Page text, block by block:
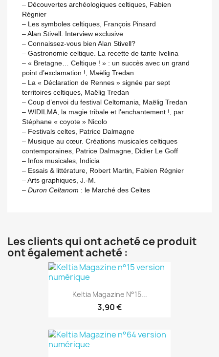
– Découvertes archéologiques celtiques, Fabien
Régnier
– Les symboles celtiques, François Pinsard
– Alan Stivell. Interview exclusive
– Connaissez-vous bien Alan Stivell?
– Gastronomie celtique. La recette de tante Ivelina
– « Bretagne… Celtique ! » : un succès avec un grand
point d’exclamation !, Maëlig Tredan
– La « Déclaration de Rennes » signée par sept
territoires celtiques, Maëlig Tredan
– Coup d’envoi du festival Celtomania, Maëlig Tredan
– WIDILMA, la magie tribale et l’enchantement !, par
Stéphane « coyote » Nicolo
– Festivals celtes, Patrice Dalmagne
– Musique au cœur. Créations musicales celtiques
contemporaines, Patrice Dalmagne, Didier Le Goff
– Infos musicales, Indicia
– Essais & littérature, Robert Martin, Fabien Régnier
– Arts graphiques, J.-M.
– Duron Celtanom : le Marché des Celtes
Les clients qui ont acheté ce produit
ont également acheté :
Keltia Magazine N°15...
3,90 €